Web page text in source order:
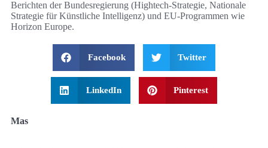
Berichten der Bundesregierung (Hightech‑Strategie, Nationale
Strategie für Künstliche Intelligenz) und EU‑Programmen wie
Horizon Europe.
Facebook Twitter
LinkedIn Pinterest
Mas